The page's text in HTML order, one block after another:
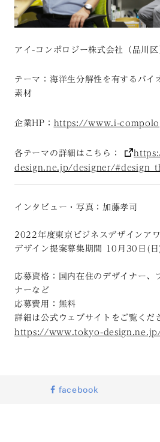
アイ-コンポロジー株式会社（品川区
テーマ：海洋生分解性を有するバイ
素材
企業HP： https://www.i-
各テーマの詳細はこちら：
design.ne.jp/designer/
インタビュー・写真：加藤孝司
2022年度東京ビジネスデザインア
デザイン提案募集期間 10月30日(日
応募資格：国内在住のデザイナー、
ナーなど
応募費用：無料
詳細は公式ウェブサイトをご覧くだ
https://www.tokyo-
facebook